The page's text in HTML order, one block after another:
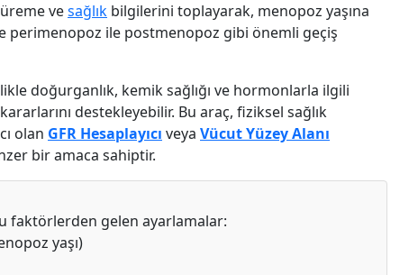
vesağlık bilgilerini toplayarak, menopoz yaşına
ile postmenopoz gibi önemli geçiş
doğurganlık, kemik sağlığı ve hormonlarla ilgili
destekleyebilir. Bu araç, fiziksel sağlık
olan GFR Hesaplayıcı veya Vücut Yüzey Alanı
bir amaca sahiptir.
faktörlerden gelen ayarlamalar:
yaşı)